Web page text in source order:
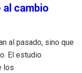
al cambio
al pasado, sino que
El estudio
los